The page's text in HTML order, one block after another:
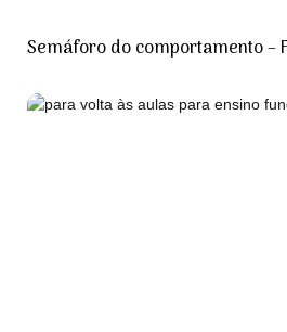
Semáforo do comportamento –